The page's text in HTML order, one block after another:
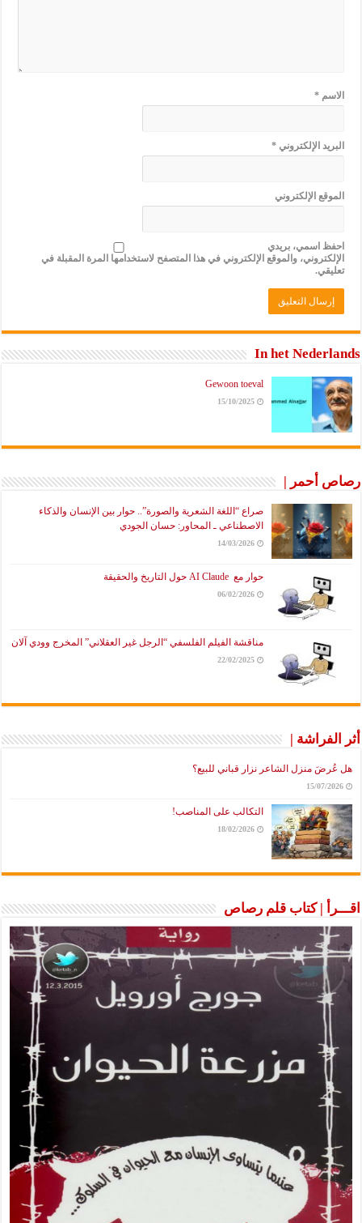
الاسم*
البريد الإلكتروني*
الموقع الإلكتروني
احفظ اسمي، بريدي
الإلكتروني، والموقع الإلكتروني في هذا المتصفح لاستخدامها المرة المقبلة في
تعليقي.
In het Nederlands
Gewoon toeval
15/10/2025
رصاص أحمر |
صراع “اللغة الشعرية والصورة”.. حوار بين الإنسان والذكاء
الاصطناعي ـ المحاور: حسان الجودي
14/03/2026
حوار مع AI Claude حول التاريخ والحقيقة
06/02/2026
مناقشة الفيلم الفلسفي “الرجل غير العقلاني” المخرج وودي آلان
22/02/2025
أثر الفراشة |
هل عُرضَ منزل الشاعر نزار قباني للبيع؟
15/07/2026
التكالب على المناصب!
18/02/2026
اقـــرأ | كتاب قلم رصاص